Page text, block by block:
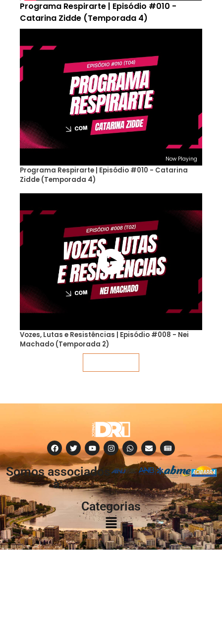
Programa Respirarte | Episódio #010 -
Catarina Zidde (Temporada 4)
Now Playing
Programa Respirarte | Episódio #010 - Catarina
Zidde (Temporada 4)
Vozes, Lutas e Resistências | Episódio #008 - Nei
Machado (Temporada 2)
Somos associados
à:
Categorias